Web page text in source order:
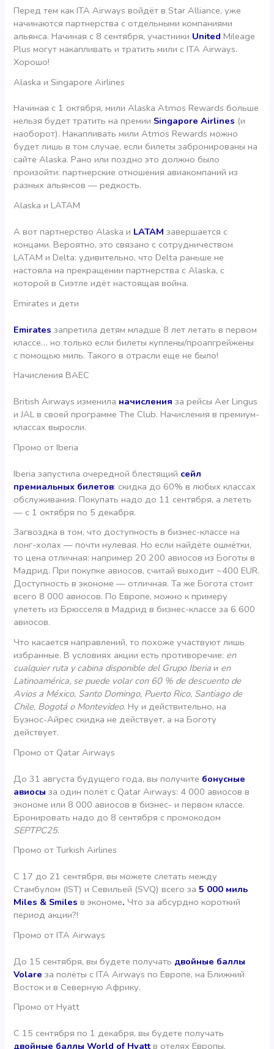
Перед тем как ITA Airways войдёт в Star Alliance, уже
начинаются партнерства с отдельными компаниями
альянса. Начиная с 8 сентября, участники UnitedMileage
Plus могут накапливать и тратить мили с ITA Airways.
Хорошо!
Alaska и Singapore Airlines
Начиная с 1 октября, мили Alaska Atmos Rewards больше
нельзя будет тратить на премии Singapore Airlines (и
наоборот). Накапливать мили Atmos Rewards можно
будет лишь в том случае, если билеты забронированы на
сайте Alaska. Рано или поздно это должно было
произойти: партнерские отношения авиакомпаний из
разных альянсов — редкость.
Alaska и LATAM
А вот партнерство Alaska и LATAMзавершается с
концами. Вероятно, это связано с сотрудничеством
LATAM и Delta: удивительно, что Delta раньше не
настояла на прекращении партнерства с Alaska, с
которой в Сиэтле идёт настоящая война.
Emirates и дети
Emiratesзапретила детям младше 8 лет летать в первом
классе… но только если билеты куплены/проапгрейжены
с помощью миль. Такого в отрасли еще не было!
Начисления BAEC
British Airways изменила начисления за рейсы Aer Lingus
и JAL в своей программе The Club. Начисления в премиум-
классах выросли.
Промо от Iberia
Iberia запустила очередной блестящий сейл
премиальных билетов: скидка до 60% в любых классах
обслуживания. Покупать надо до 11 сентября, а лететь
— с 1 октября по 5 декабря.
Загвоздка в том, что доступность в бизнес-классе на
лонг-холах — почти нулевая. Но если найдёте ошмётки,
то цена отличная: например 20 200 авиосов из Боготы в
Мадрид. При покупке авиосов, считай выходит ~400 EUR.
Доступность в экономе — отличная. Та же Богота стоит
всего 8 000 авиосов. По Европе, можно к примеру
улететь из Брюсселя в Мадрид в бизнес-классе за 6 600
авиосов.
Что касается направлений, то похоже участвуют лишь
избранные. В условиях акции есть противоречие: en
cualquier ruta y cabina disponible del Grupo Iberia и en
Latinoamérica, se puede volar con 60 % de descuento de
Avios a México, Santo Domingo, Puerto Rico, Santiago de
Chile, Bogotá o Montevideo. Ну и действительно, на
Буэнос-Айрес скидка не действует, а на Боготу
действует.
Промо от Qatar Airways
До 31 августа будущего года, вы получите бонусные
авиосы за один полёт с Qatar Airways: 4 000 авиосов в
экономе или 8 000 авиосов в бизнес- и первом классе.
Бронировать надо до 8 сентября с промокодом
SEPTPC25.
Промо от Turkish Airlines
С 17 до 21 сентября, вы можете слетать между
Стамбулом (IST) и Севильей (SVQ) всего за5 000 миль
Miles & Smiles в экономе. Что за абсурдно короткий
период акции?!
Промо от ITA Airways
До 15 сентября, вы будете получать двойные баллы
Volareза полёты с ITA Airways по Европе, на Ближний
Восток и в Северную Африку.
Промо от Hyatt
С 15 сентября по 1 декабря, вы будете получать
двойные баллы World of Hyattв отелях Европы,